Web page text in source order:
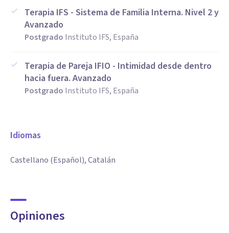
Terapia IFS - Sistema de Familia Interna. Nivel 2 y
Avanzado
Postgrado Instituto IFS, España
Terapia de Pareja IFIO - Intimidad desde dentro
hacia fuera. Avanzado
Postgrado Instituto IFS, España
Idiomas
Castellano (Español), Catalán
Opiniones